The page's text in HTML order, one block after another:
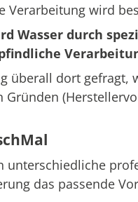
Verarbeitung wird
Wasser durch
überall dort
unterschiedliche
das passende